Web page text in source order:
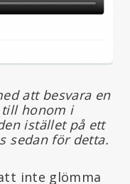
att besvara en
till honom i
istället på ett
sedan för detta.
inte glömma